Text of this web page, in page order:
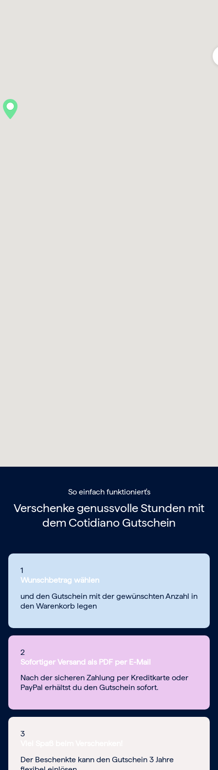
So einfach funktioniert's
Verschenke genussvolle Stunden mit
dem Cotidiano Gutschein
1
Wunschbetrag wählen
und den Gutschein mit der gewünschten Anzahl in
den Warenkorb legen
2
Sofortiger Versand als PDF per E-Mail
Nach der sicheren Zahlung per Kreditkarte oder
PayPal erhältst du den Gutschein sofort.
3
Der Beschenkte kann den Gutschein 3 Jahre